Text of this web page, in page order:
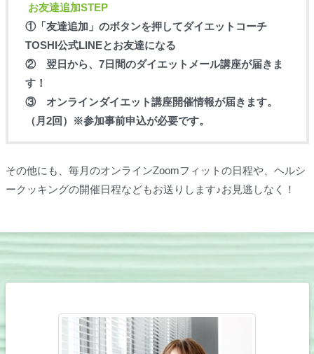
お友達追加STEP
①「友達追加」のボタンを押してダイエットコーチ
TOSHI公式LINEとお友達になる
② 翌日から、7日間のダイエットメール講座が届きま
す！
③ オンラインダイエット講座開催情報が届きます。
（月2回）※参加事前申込が必要です。
その他にも、毎月のオンラインZoomフィットの日程や、ヘルシ
ークッキングの開催日程などもお送りします♪お見逃しなく！